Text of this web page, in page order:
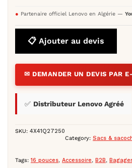
● Partenaire officiel Lenovo en Algérie —
📋 Ajouter au devis
✉ DEMANDER UN DEVIS PAR
✅ Distributeur Lenovo Agréé
SKU: 4X41Q27250
Category: Sacs &
Tags: 16 pouces, Accessoire, B2B,